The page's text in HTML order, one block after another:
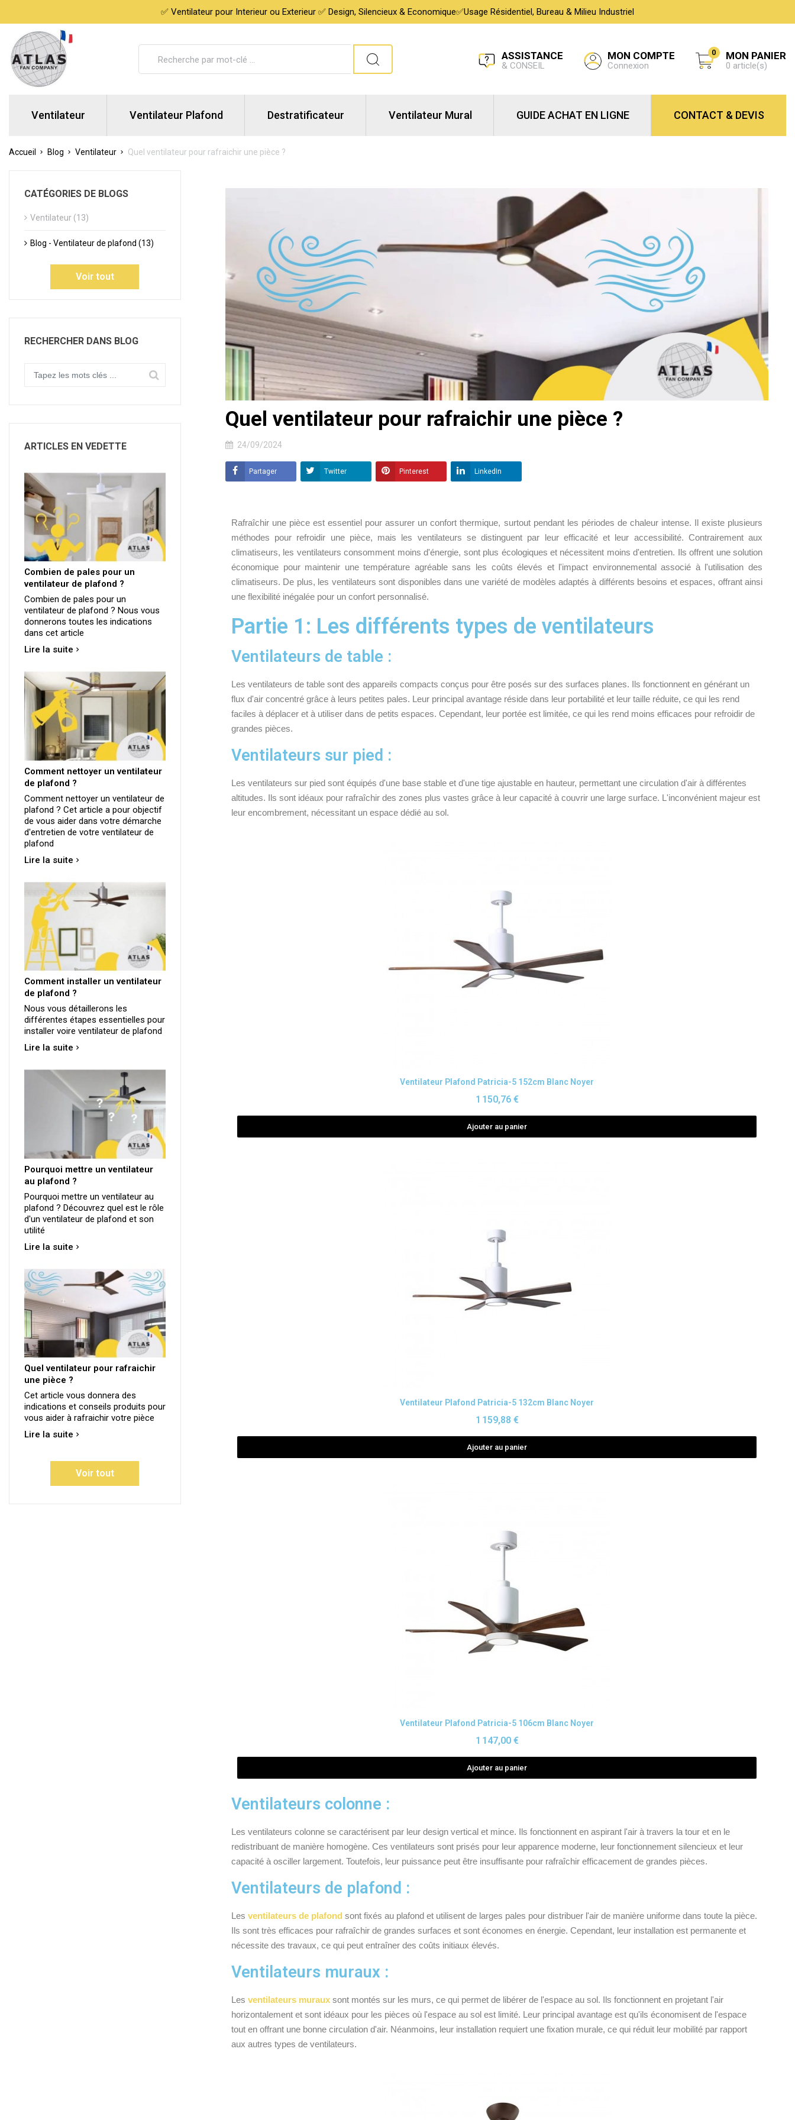
✅ Ventilateur pour Interieur ou Exterieur ✅ Design, Silencieux & Economique✅Usage Résidentiel, Bureau & Milieu Industriel
ASSISTANCE
& CONSEIL
MON COMPTE
Connexion
0 MON PANIER
0 article(s)
Ventilateur Ventilateur Plafond Destratificateur Ventilateur Mural GUIDE ACHAT EN LIGNE CONTACT & DEVIS
Accueil Blog Ventilateur Quel ventilateur pour rafraichir une pièce ?
CATÉGORIES DE BLOGS
Ventilateur (13)
Blog - Ventilateur de plafond (13)
Voir tout
RECHERCHER DANS BLOG
ARTICLES EN VEDETTE
Combien de pales pour un
ventilateur de plafond ?
Combien de pales pour un
ventilateur de plafond ? Nous vous
donnerons toutes les indications
dans cet article
Lire la suite
Comment nettoyer un ventilateur
de plafond ?
Comment nettoyer un ventilateur de
plafond ? Cet article a pour objectif
de vous aider dans votre démarche
d'entretien de votre ventilateur de
plafond
Lire la suite
Comment installer un ventilateur
de plafond ?
Nous vous détaillerons les
différentes étapes essentielles pour
installer voire ventilateur de plafond
Lire la suite
Pourquoi mettre un ventilateur
au plafond ?
Pourquoi mettre un ventilateur au
plafond ? Découvrez quel est le rôle
d'un ventilateur de plafond et son
utilité
Lire la suite
Quel ventilateur pour rafraichir
une pièce ?
Cet article vous donnera des
indications et conseils produits pour
vous aider à rafraichir votre pièce
Lire la suite
Voir tout
Quel ventilateur pour rafraichir une pièce ?
24/09/2024
Partager Twitter Pinterest LinkedIn
Rafraîchir une pièce est essentiel pour assurer un confort thermique, surtout pendant les périodes de chaleur intense. Il existe plusieurs
méthodes pour refroidir une pièce, mais les ventilateurs se distinguent par leur efficacité et leur accessibilité. Contrairement aux
climatiseurs, les ventilateurs consomment moins d'énergie, sont plus écologiques et nécessitent moins d'entretien. Ils offrent une solution
économique pour maintenir une température agréable sans les coûts élevés et l'impact environnemental associé à l'utilisation des
climatiseurs. De plus, les ventilateurs sont disponibles dans une variété de modèles adaptés à différents besoins et espaces, offrant ainsi
une flexibilité inégalée pour un confort personnalisé.
Partie 1: Les différents types de ventilateurs
Ventilateurs de table :
Les ventilateurs de table sont des appareils compacts conçus pour être posés sur des surfaces planes. Ils fonctionnent en générant un
flux d'air concentré grâce à leurs petites pales. Leur principal avantage réside dans leur portabilité et leur taille réduite, ce qui les rend
faciles à déplacer et à utiliser dans de petits espaces. Cependant, leur portée est limitée, ce qui les rend moins efficaces pour refroidir de
grandes pièces.
Ventilateurs sur pied :
Les ventilateurs sur pied sont équipés d'une base stable et d'une tige ajustable en hauteur, permettant une circulation d'air à différentes
altitudes. Ils sont idéaux pour rafraîchir des zones plus vastes grâce à leur capacité à couvrir une large surface. L'inconvénient majeur est
leur encombrement, nécessitant un espace dédié au sol.
Aperçu rapide
Ventilateur Plafond Patricia-5 152cm Blanc Noyer
1 150,76 €
Ajouter au panier
Aperçu rapide
Ventilateur Plafond Patricia-5 132cm Blanc Noyer
1 159,88 €
Ajouter au panier
Aperçu rapide
Ventilateur Plafond Patricia-5 106cm Blanc Noyer
1 147,00 €
Ajouter au panier
Ventilateurs colonne :
Les ventilateurs colonne se caractérisent par leur design vertical et mince. Ils fonctionnent en aspirant l'air à travers la tour et en le
redistribuant de manière homogène. Ces ventilateurs sont prisés pour leur apparence moderne, leur fonctionnement silencieux et leur
capacité à osciller largement. Toutefois, leur puissance peut être insuffisante pour rafraîchir efficacement de grandes pièces.
Ventilateurs de plafond :
Les ventilateurs de plafond sont fixés au plafond et utilisent de larges pales pour distribuer l'air de manière uniforme dans toute la pièce.
Ils sont très efficaces pour rafraîchir de grandes surfaces et sont économes en énergie. Cependant, leur installation est permanente et
nécessite des travaux, ce qui peut entraîner des coûts initiaux élevés.
Ventilateurs muraux :
Les ventilateurs muraux sont montés sur les murs, ce qui permet de libérer de l'espace au sol. Ils fonctionnent en projetant l'air
horizontalement et sont idéaux pour les pièces où l'espace au sol est limité. Leur principal avantage est qu'ils économisent de l'espace
tout en offrant une bonne circulation d'air. Néanmoins, leur installation requiert une fixation murale, ce qui réduit leur mobilité par rapport
aux autres types de ventilateurs.